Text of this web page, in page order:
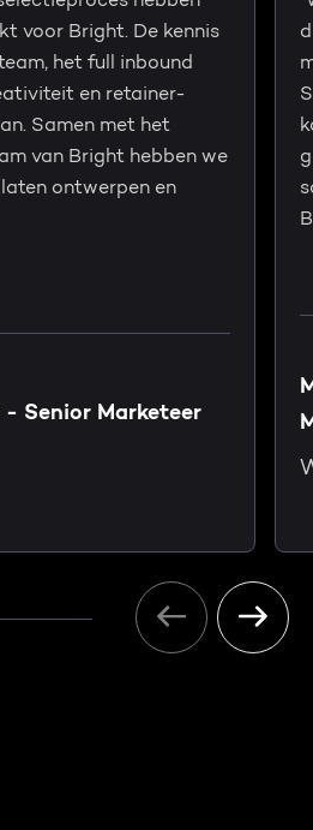
voor Bright. De kennis
het full inbound
en retainer-
Samen met het
van Bright hebben we
ontwerpen en
Senior Marketeer